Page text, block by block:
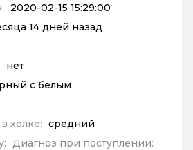
2020-02-15 15:29:00
14 дней назад
нет
с белым
холке: средний
Диагноз при поступлении: